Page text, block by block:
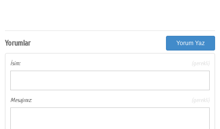
Yorumlar Yorum Yaz
İsim: (gerekli)
Mesajınız: (gerekli)